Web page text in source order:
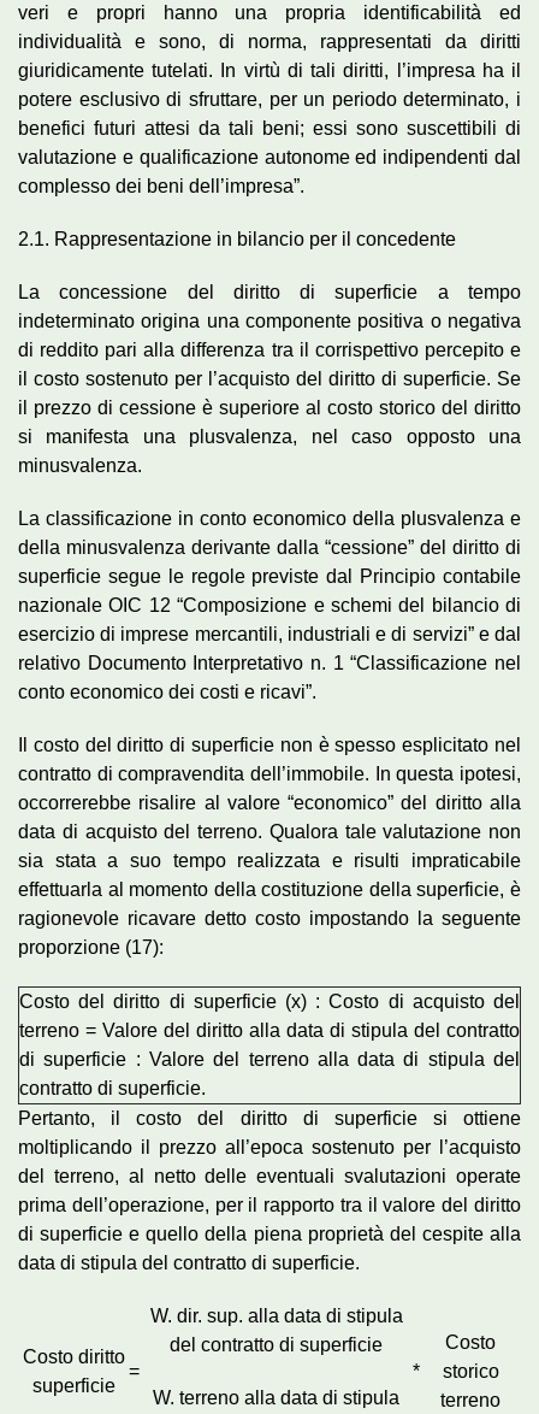
veri e propri hanno una propria identificabilità ed
individualità e sono, di norma, rappresentati da diritti
giuridicamente tutelati. In virtù di tali diritti, l’impresa ha il
potere esclusivo di sfruttare, per un periodo determinato, i
benefici futuri attesi da tali beni; essi sono suscettibili di
valutazione e qualificazione autonome ed indipendenti dal
complesso dei beni dell’impresa”.
2.1. Rappresentazione in bilancio per il concedente
La concessione del diritto di superficie a tempo
indeterminato origina una componente positiva o negativa
di reddito pari alla differenza tra il corrispettivo percepito e
il costo sostenuto per l’acquisto del diritto di superficie. Se
il prezzo di cessione è superiore al costo storico del diritto
si manifesta una plusvalenza, nel caso opposto una
minusvalenza.
La classificazione in conto economico della plusvalenza e
della minusvalenza derivante dalla “cessione” del diritto di
superficie segue le regole previste dal Principio contabile
nazionale OIC 12 “Composizione e schemi del bilancio di
esercizio di imprese mercantili, industriali e di servizi” e dal
relativo Documento Interpretativo n. 1 “Classificazione nel
conto economico dei costi e ricavi”.
Il costo del diritto di superficie non è spesso esplicitato nel
contratto di compravendita dell’immobile. In questa ipotesi,
occorrerebbe risalire al valore “economico” del diritto alla
data di acquisto del terreno. Qualora tale valutazione non
sia stata a suo tempo realizzata e risulti impraticabile
effettuarla al momento della costituzione della superficie, è
ragionevole ricavare detto costo impostando la seguente
proporzione (17):
Costo del diritto di superficie (x) : Costo di acquisto del
terreno = Valore del diritto alla data di stipula del contratto
di superficie : Valore del terreno alla data di stipula del
contratto di superficie.
Pertanto, il costo del diritto di superficie si ottiene
moltiplicando il prezzo all’epoca sostenuto per l’acquisto
del terreno, al netto delle eventuali svalutazioni operate
prima dell’operazione, per il rapporto tra il valore del diritto
di superficie e quello della piena proprietà del cespite alla
data di stipula del contratto di superficie.
Costo diritto
superficie
=
W. dir. sup. alla data di stipula
del contratto di superficie
*
Costo
storico
terreno
W. terreno alla data di stipula